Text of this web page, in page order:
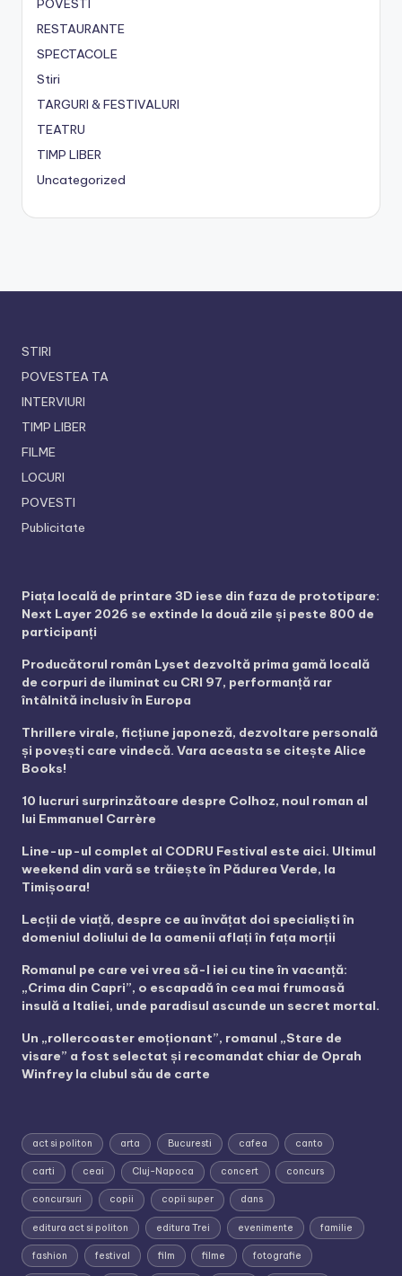
POVESTI
RESTAURANTE
SPECTACOLE
Stiri
TARGURI & FESTIVALURI
TEATRU
TIMP LIBER
Uncategorized
STIRI
POVESTEA TA
INTERVIURI
TIMP LIBER
FILME
LOCURI
POVESTI
Publicitate
Piața locală de printare 3D iese din faza de prototipare:
Next Layer 2026 se extinde la două zile și peste 800 de
participanți
Producătorul român Lyset dezvoltă prima gamă locală
de corpuri de iluminat cu CRI 97, performanță rar
întâlnită inclusiv în Europa
Thrillere virale, ficțiune japoneză, dezvoltare personală
și povești care vindecă. Vara aceasta se citește Alice
Books!
10 lucruri surprinzătoare despre Colhoz, noul roman al
lui Emmanuel Carrère
Line-up-ul complet al CODRU Festival este aici. Ultimul
weekend din vară se trăiește în Pădurea Verde, la
Timișoara!
Lecții de viață, despre ce au învățat doi specialiști în
domeniul doliului de la oamenii aflați în fața morții
Romanul pe care vei vrea să-l iei cu tine în vacanță:
„Crima din Capri”, o escapadă în cea mai frumoasă
insulă a Italiei, unde paradisul ascunde un secret mortal.
Un „rollercoaster emoționant”, romanul „Stare de
visare” a fost selectat și recomandat chiar de Oprah
Winfrey la clubul său de carte
act si politon arta Bucuresti cafea canto
carti ceai Cluj-Napoca concert concurs
concursuri copii copii super dans
editura act si politon editura Trei evenimente familie
fashion festival film filme fotografie